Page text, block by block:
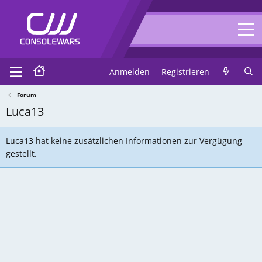
Anmelden Registrieren
Forum
Luca13
Luca13 hat keine zusätzlichen Informationen zur Vergügung
gestellt.